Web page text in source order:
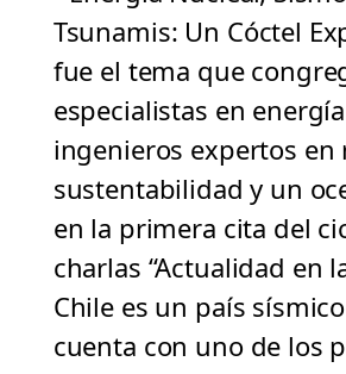
Tsunamis: Un Cóctel
fue el tema que
especialistas en
ingenieros expertos en
sustentabilidad y un
en la primera cita del
charlas “Actualidad en
Chile es un país
cuenta con uno de los